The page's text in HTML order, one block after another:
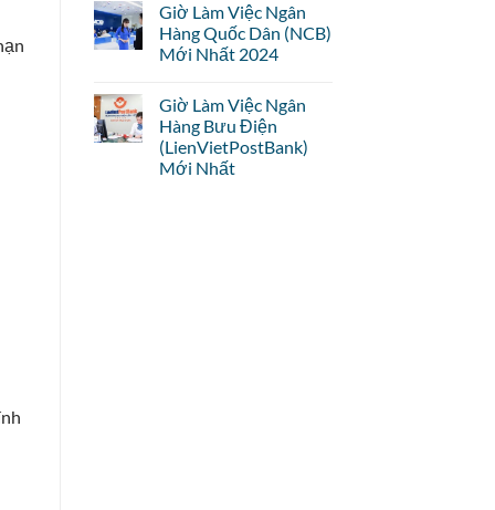
Giờ Làm Việc Ngân
Hàng Quốc Dân (NCB)
Mới Nhất 2024
Giờ Làm Việc Ngân
Hàng Bưu Điện
(LienVietPostBank)
Mới Nhất